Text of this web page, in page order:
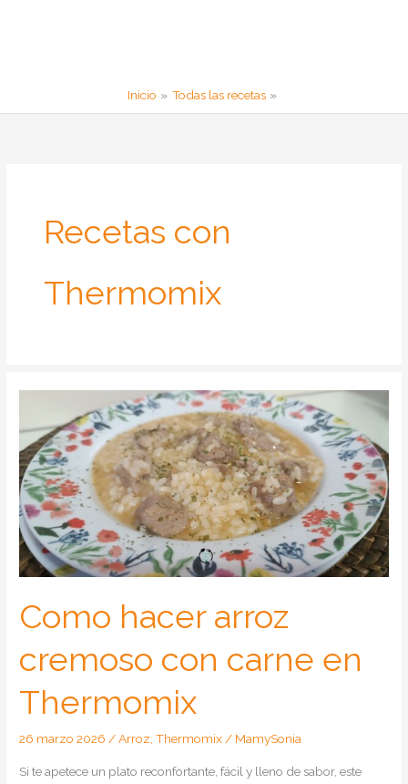
Inicio Todas las recetas
Recetas con
Thermomix
Como hacer arroz
cremoso con carne en
Thermomix
26 marzo 2026/Arroz,Thermomix/ MamySonia
Si te apetece un plato reconfortante, fácil y lleno de sabor, este